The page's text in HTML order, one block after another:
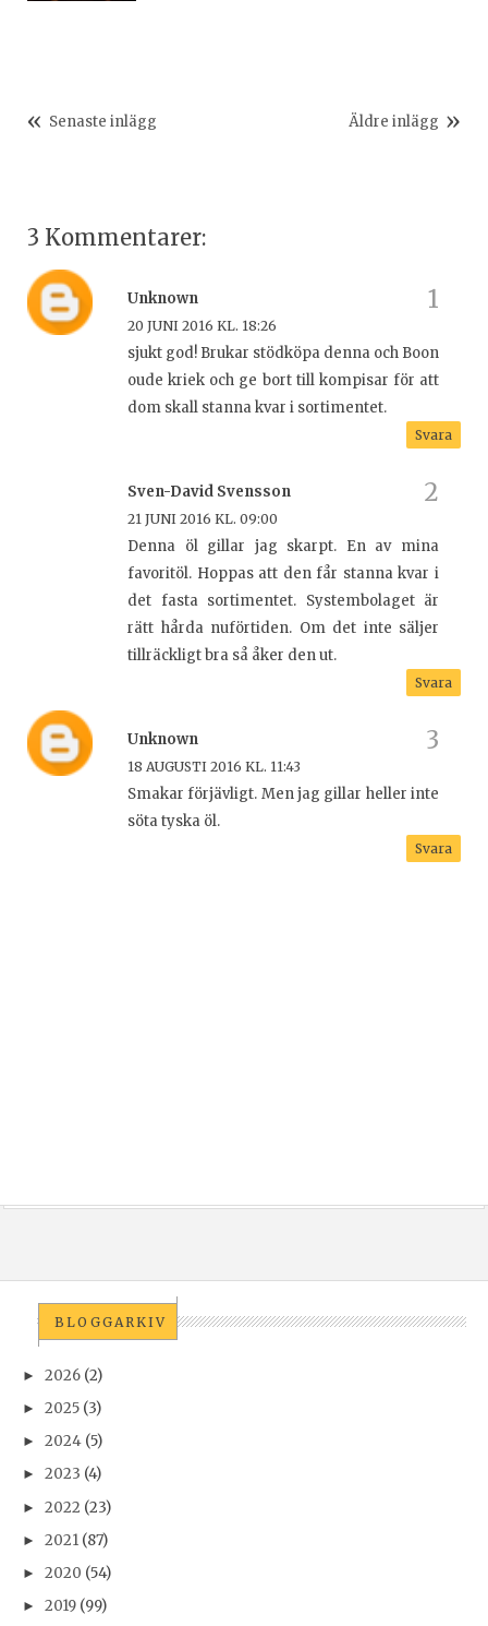
Senaste inlägg Äldre inlägg
3 Kommentarer:
Unknown
20 JUNI 2016 KL. 18:26
sjukt god! Brukar stödköpa denna och Boon
oude kriek och ge bort till kompisar för att
dom skall stanna kvar i sortimentet.
Svara
Sven-David Svensson
21 JUNI 2016 KL. 09:00
Denna öl gillar jag skarpt. En av mina
favoritöl. Hoppas att den får stanna kvar i
det fasta sortimentet. Systembolaget är
rätt hårda nuförtiden. Om det inte säljer
tillräckligt bra så åker den ut.
Svara
Unknown
18 AUGUSTI 2016 KL. 11:43
Smakar förjävligt. Men jag gillar heller inte
söta tyska öl.
Svara
BLOGGARKIV
► 2026 (2)
► 2025 (3)
► 2024 (5)
► 2023 (4)
► 2022 (23)
► 2021 (87)
► 2020 (54)
► 2019 (99)